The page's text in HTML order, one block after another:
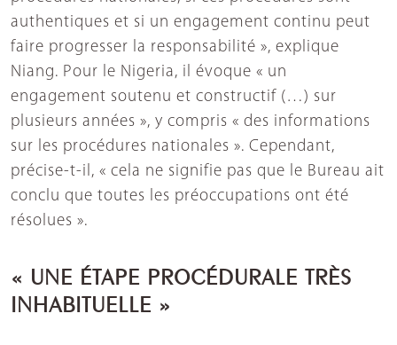
authentiques et si un engagement continu peut
faire progresser la responsabilité », explique
Niang. Pour le Nigeria, il évoque « un
engagement soutenu et constructif (…) sur
plusieurs années », y compris « des informations
sur les procédures nationales ». Cependant,
précise-t-il, « cela ne signifie pas que le Bureau ait
conclu que toutes les préoccupations ont été
résolues ».
« UNE ÉTAPE PROCÉDURALE TRÈS
INHABITUELLE »